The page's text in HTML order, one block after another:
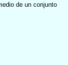
de un conjunto